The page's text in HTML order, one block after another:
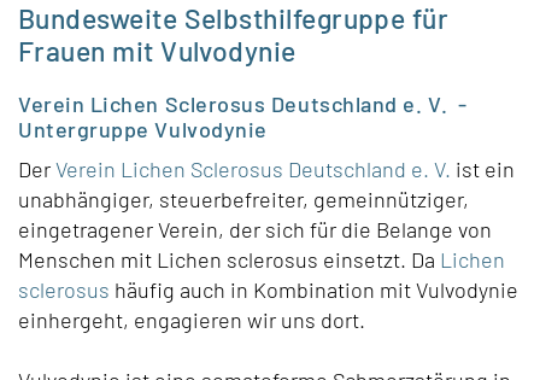
Bundesweite Selbsthilfegruppe für
Frauen mit Vulvodynie
Verein Lichen Sclerosus Deutschland e. V. -
Untergruppe Vulvodynie
DerVerein Lichen Sclerosus Deutschland e. V. ist ein
unabhängiger, steuerbefreiter, gemeinnütziger,
eingetragener Verein, der sich für die Belange von
Menschen mit Lichen sclerosus einsetzt. Da Lichen
sclerosus häufig auch in Kombination mit Vulvodynie
einhergeht, engagieren wir uns dort.